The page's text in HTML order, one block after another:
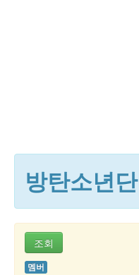
방탄소년
조회
멤버